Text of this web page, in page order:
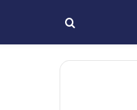
بحث
عن